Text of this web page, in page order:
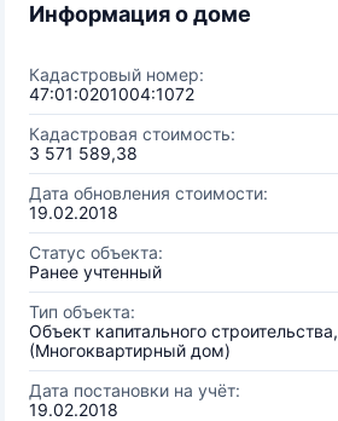
Информация о доме
Кадастровый номер:
47:01:0201004:1072
Кадастровая стоимость:
3 571 589,38
Дата обновления стоимости:
19.02.2018
Статус объекта:
Ранее учтенный
Тип объекта:
Объект капитального
(Многоквартирный дом)
Дата постановки на учёт:
19.02.2018